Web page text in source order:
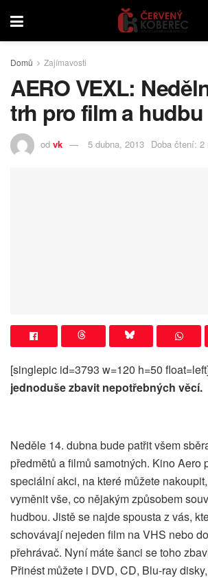
Domů Zajímavosti
AERO VEXL:
trh pro film a hudbu
od vk 5 dubna, 2013 Doba čtení: 2
[singlepic id=3793 w=120 h=50
jednoduše zbavit nepotřebných věcí.
Neděle 14. dubna bude patřit všem
předmětů a filmů samotných. Kino Aero
speciální akci, na které můžete
vyměnit vše, co nějakým způsobem
hudbou. Jistě se najde spousta z vás,
schovávají nejeden film na VHS nebo
přehrávač. Nyní máte šanci se toho
Přinést můžete i DVD, CD, Blu-ray